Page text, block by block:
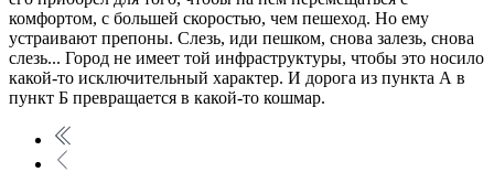
комфортом, с большей скоростью, чем пешеход. Но ему
устраивают препоны. Слезь, иди пешком, снова залезь, снова
слезь... Город не имеет той инфраструктуры, чтобы это носило
какой-то исключительный характер. И дорога из пункта А в
пункт Б превращается в какой-то кошмар.